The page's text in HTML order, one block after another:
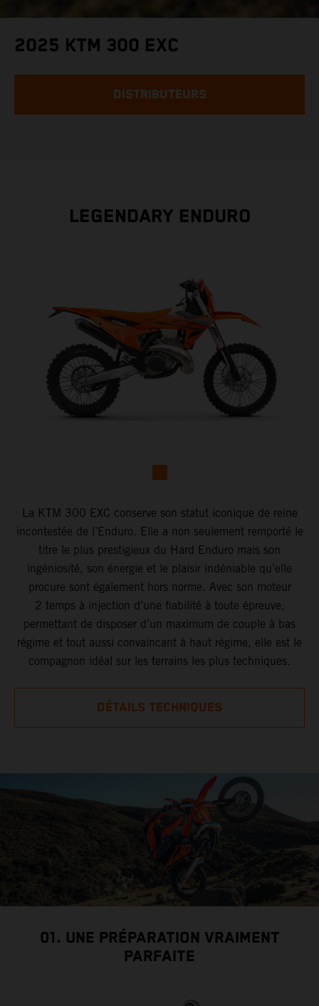
2025 KTM 300 EXC
DISTRIBUTEURS
LEGENDARY ENDURO
La KTM 300 EXC conserve son statut iconique de reine
incontestée de l’Enduro. Elle a non seulement remporté le
titre le plus prestigieux du Hard Enduro mais son
ingéniosité, son énergie et le plaisir indéniable qu’elle
procure sont également hors norme. Avec son moteur
2 temps à injection d’une fiabilité à toute épreuve,
permettant de disposer d’un maximum de couple à bas
régime et tout aussi convaincant à haut régime, elle est le
compagnon idéal sur les terrains les plus techniques.
DÉTAILS TECHNIQUES
01. UNE PRÉPARATION VRAIMENT
PARFAITE